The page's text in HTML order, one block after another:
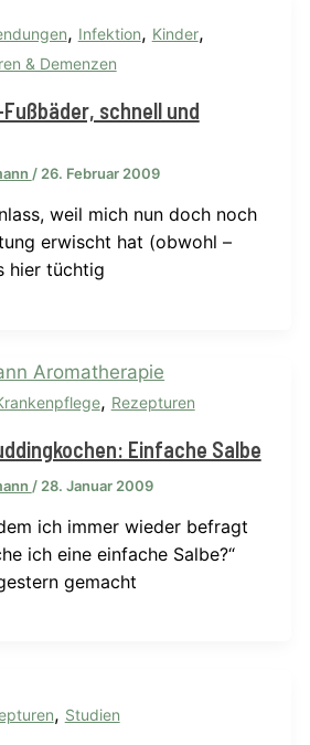
, Infektion, Kinder,
& Demenzen
schnell und
/ 26. Februar 2009
weil mich nun doch noch
erwischt hat (obwohl –
hier tüchtig
, Rezepturen
Einfache Salbe
/ 28. Januar 2009
ich immer wieder befragt
ich eine einfache Salbe?“
gemacht
, Studien